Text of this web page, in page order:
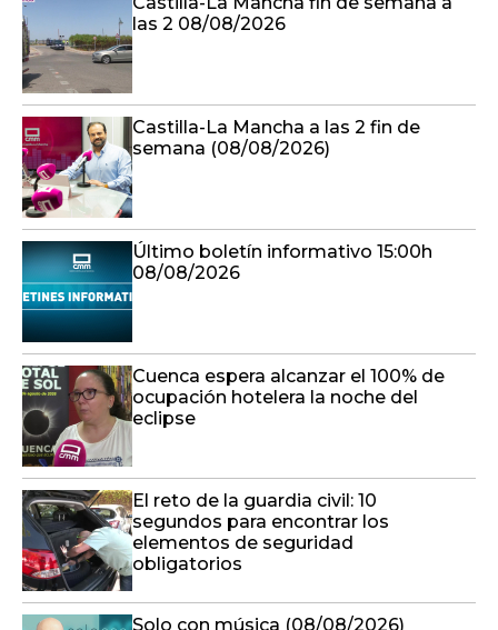
las 2 08/08/2026
Castilla-La Mancha a las 2 fin de
semana (08/08/2026)
Último boletín informativo 15:00h
08/08/2026
Cuenca espera alcanzar el 100% de
ocupación hotelera la noche del
eclipse
El reto de la guardia civil: 10
segundos para encontrar los
elementos de seguridad
obligatorios
Solo con música (08/08/2026)